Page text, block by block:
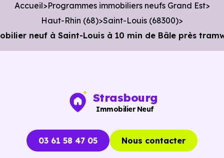
Accueil Programmes immobiliers neufs Grand Est
Haut-Rhin (68) Saint-Louis (68300)
neuf à Saint-Louis à 10 min de Bâle près
Strasbourg
Immobilier Neuf
03 61 58 47 05 Nous contacter